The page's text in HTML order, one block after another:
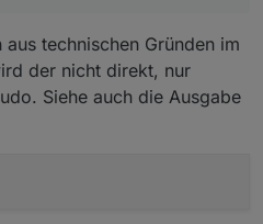
führt dazu dass Rechte
die nur der echte root darf.
technischen Gründen im
der nicht direkt, nur
Siehe auch die Ausgabe